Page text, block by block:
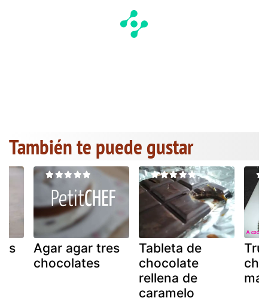
También te puede gustar
Agar agar tres
chocolates
Tableta de
chocolate
rellena de
caramelo